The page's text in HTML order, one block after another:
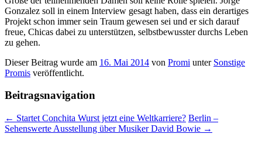
Gonzalez soll in einem Interview gesagt haben, dass ein derartiges
Projekt schon immer sein Traum gewesen sei und er sich darauf
freue, Chicas dabei zu unterstützen, selbstbewusster durchs Leben
zu gehen.
Dieser Beitrag wurde am 16. Mai 2014 von Promi unter Sonstige
Promis veröffentlicht.
Beitragsnavigation
← Startet Conchita Wurst jetzt eine Weltkarriere? Berlin –
Sehenswerte Ausstellung über Musiker David Bowie →